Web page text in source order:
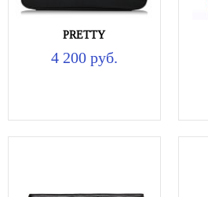
PRETTY
4 200 руб.